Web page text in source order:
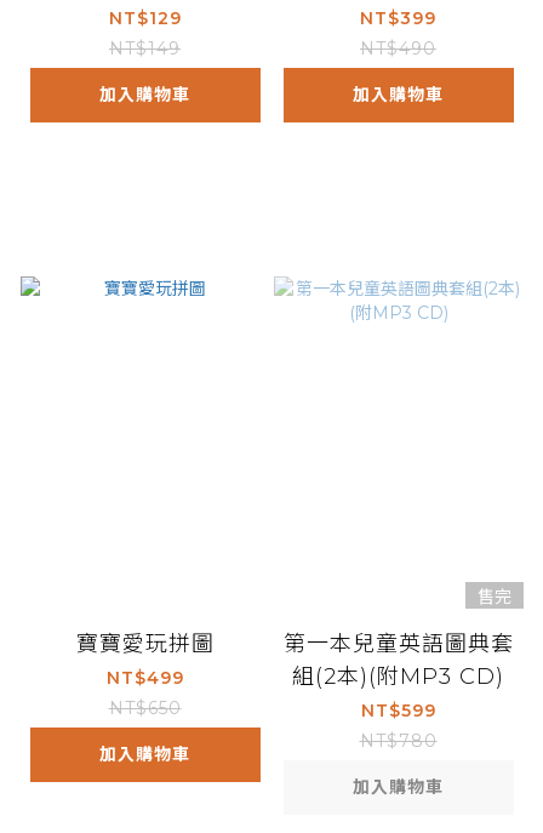
NT$129
NT$149
加入購物車
部頒訂*
NT$399
NT$490
加入購物車
寶寶愛玩拼圖
NT$499
NT$650
加入購物車
售完
第一本兒童英語圖典套
組(2本)(附MP3 CD)
NT$599
NT$780
加入購物車